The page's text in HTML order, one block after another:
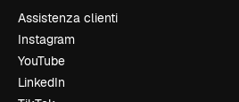
Assistenza clienti
Instagram
YouTube
LinkedIn